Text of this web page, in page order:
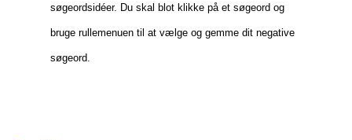
søgeordsidéer. Du skal blot klikke på et søgeord og
bruge rullemenuen til at vælge og gemme dit negative
søgeord.